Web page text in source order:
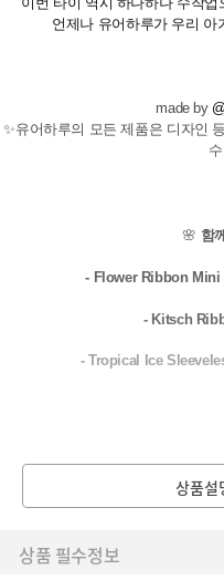
언제나 유어하루가 우리 아
made by
✨유어하루의 모든 제품은 디자인
🌸 함
- Flower Ribbon Mini
- Kitsch
- Tropical Ice
상품설
상품 필수정보